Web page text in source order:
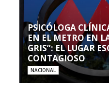
PSICÓLOGA
EN EL METRO EN
GRIS”: EL LUGAR
CONTAGIOSO
NACIONAL